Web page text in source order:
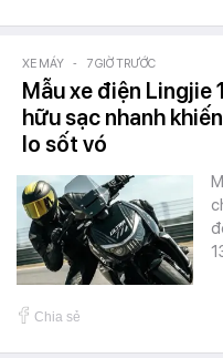
XE MÁY - 7 GIỜ TRƯỚC
Mẫu xe điện
hữu sạc nhanh
lo sốt vó
Chia sẻ